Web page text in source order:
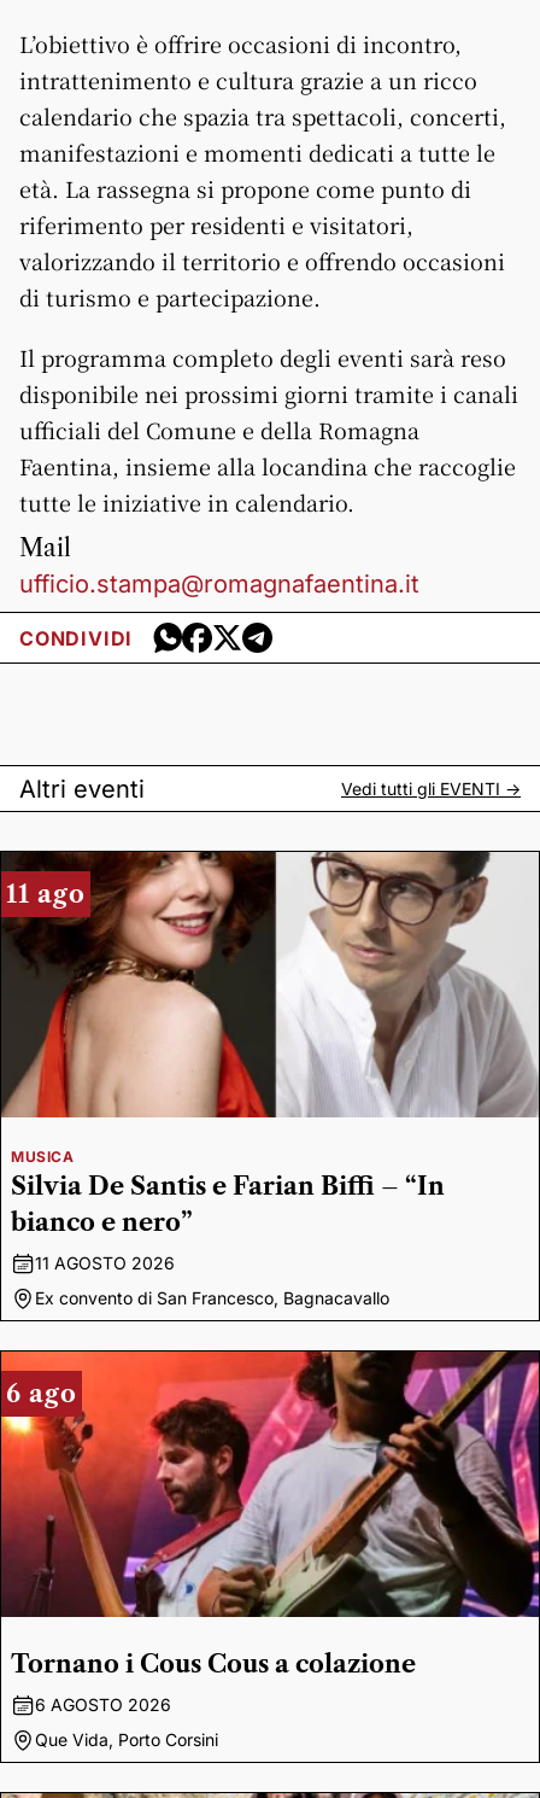
L’obiettivo è offrire occasioni di incontro,
intrattenimento e cultura grazie a un ricco
calendario che spazia tra spettacoli, concerti,
manifestazioni e momenti dedicati a tutte le
età. La rassegna si propone come punto di
riferimento per residenti e visitatori,
valorizzando il territorio e offrendo occasioni
di turismo e partecipazione.
Il programma completo degli eventi sarà reso
disponibile nei prossimi giorni tramite i canali
ufficiali del Comune e della Romagna
Faentina, insieme alla locandina che raccoglie
tutte le iniziative in calendario.
Mail
ufficio.stampa@romagnafaentina.it
CONDIVIDI
Altri eventi Vedi tutti gli EVENTI ->
11 ago
MUSICA
Silvia De Santis e Farian Biffi – “In
bianco e nero”
11 AGOSTO 2026
Ex convento di San Francesco, Bagnacavallo
6 ago
Tornano i Cous Cous a colazione
6 AGOSTO 2026
Que Vida, Porto Corsini